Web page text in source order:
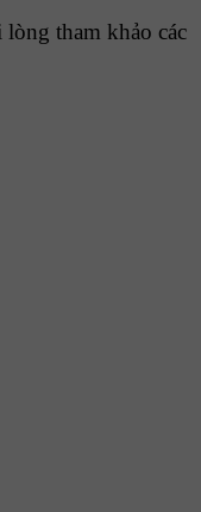
tham khảo các